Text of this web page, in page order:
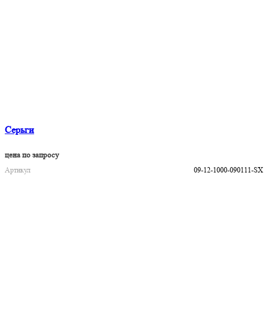
Серьги
цена по запросу
Артикул
09-12-1000-090111-SX